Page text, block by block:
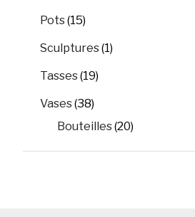
Pots(15)
Sculptures(1)
Tasses(19)
Vases(38)
Bouteilles(20)